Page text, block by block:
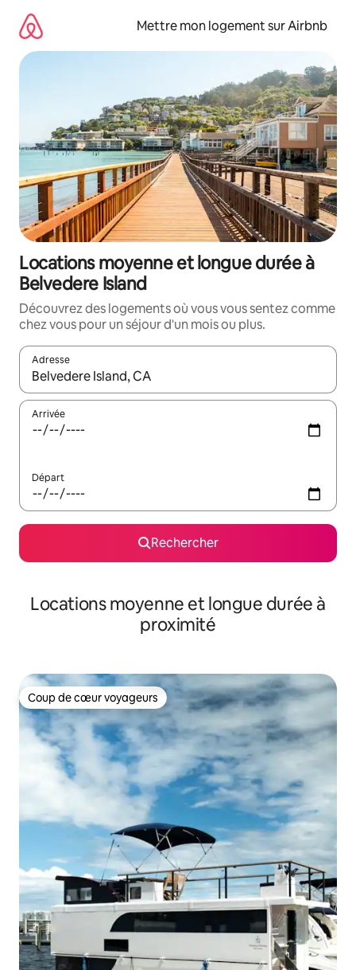
directement
contenu
Mettre mon logement sur Airbnb
Locations moyenne et longue durée à
Belvedere Island
Découvrez des logements où vous vous sentez comme
chez vous pour un séjour d'un mois ou plus.
Adresse
Lorsque les résultats s'affichent, utilisez les flèches vers le
Arrivée
Départ
Rechercher
Locations moyenne et longue durée à
proximité
Coup de cœur voyageurs
Coup de cœur voyageurs